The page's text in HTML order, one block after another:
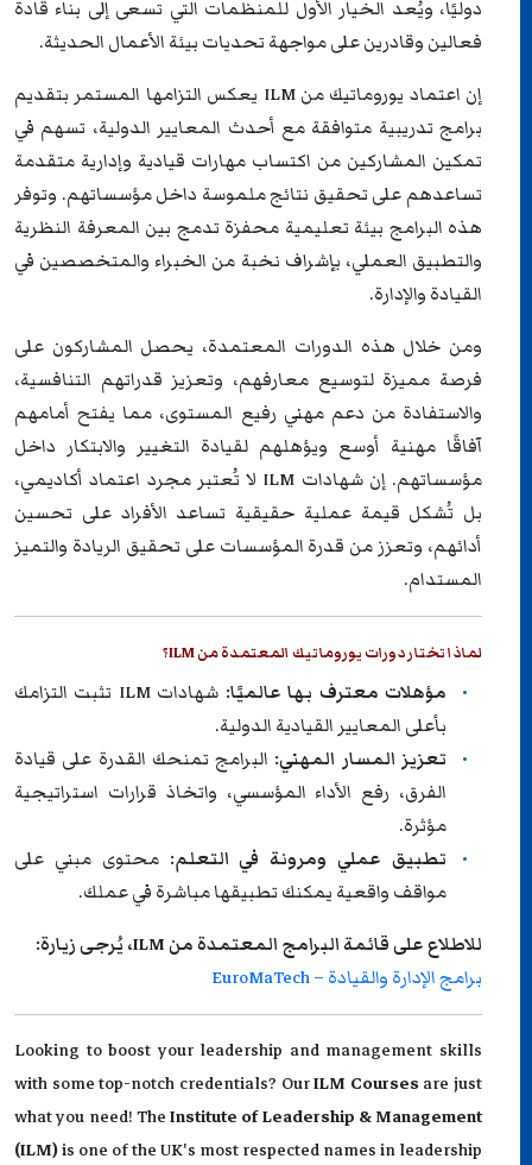
دوليًا، ويُعد الخيار الأول للمنظمات التي تسعى إلى بناء قادة
فعالين وقادرين على مواجهة تحديات بيئة الأعمال الحديثة.
إن اعتماد يوروماتيك من ILM يعكس التزامها المستمر بتقديم
برامج تدريبية متوافقة مع أحدث المعايير الدولية، تسهم في
تمكين المشاركين من اكتساب مهارات قيادية وإدارية متقدمة
تساعدهم على تحقيق نتائج ملموسة داخل مؤسساتهم. وتوفر
هذه البرامج بيئة تعليمية محفزة تدمج بين المعرفة النظرية
والتطبيق العملي، بإشراف نخبة من الخبراء والمتخصصين في
القيادة والإدارة.
ومن خلال هذه الدورات المعتمدة، يحصل المشاركون على
فرصة مميزة لتوسيع معارفهم، وتعزيز قدراتهم التنافسية،
والاستفادة من دعم مهني رفيع المستوى، مما يفتح أمامهم
آفاقًا مهنية أوسع ويؤهلهم لقيادة التغيير والابتكار داخل
مؤسساتهم. إن شهادات ILM لا تُعتبر مجرد اعتماد أكاديمي،
بل تُشكل قيمة عملية حقيقية تساعد الأفراد على تحسين
أدائهم، وتعزز من قدرة المؤسسات على تحقيق الريادة والتميز
المستدام.
لماذا تختار دورات يوروماتيك المعتمدة من ILM؟
مؤهلات معترف بها عالميًا:
شهادات ILM تثبت التزامك
بأعلى المعايير القيادية الدولية.
تعزيز المسار المهني:البرامج تمنحك القدرة على قيادة
الفرق، رفع الأداء المؤسسي، واتخاذ قرارات استراتيجية
مؤثرة.
تطبيق عملي ومرونة في التعلم:محتوى مبني على
مواقف واقعية يمكنك تطبيقها مباشرة في عملك.
للاطلاع على قائمة البرامج المعتمدة من ILM، يُرجى زيارة:
برامج الإدارة والقيادة – EuroMaTech
Looking to boost your leadership and management skills
with some top-notch credentials? OurILM Coursesare just
what you need! TheInstitute of Leadership & Management
(ILM)is one of the UK's most respected names in leadership